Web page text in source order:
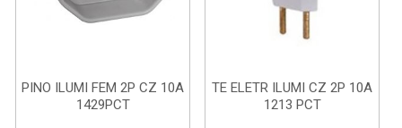
PINO ILUMI FEM 2P CZ 10A
1429PCT
TE ELETR ILUMI CZ 2P 10A
1213 PCT